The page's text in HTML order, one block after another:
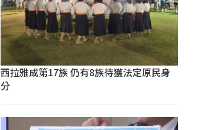
西拉雅成第17族 仍有8族待獲法定原民身
分